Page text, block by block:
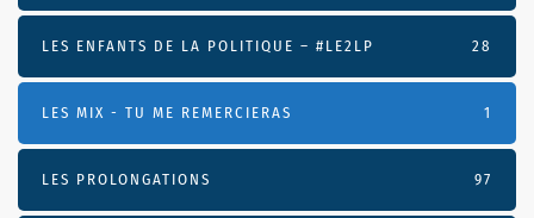
LES ENFANTS DE LA POLITIQUE – #LE2LP 28
LES MIX - TU ME REMERCIERAS 1
LES PROLONGATIONS 97